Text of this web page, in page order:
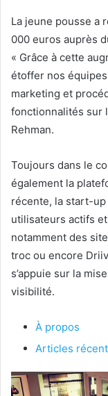
La jeune pousse a
000 euros auprès
« Grâce à cette
étoffer nos
marketing et
fonctionnalités sur
Rehman.
Toujours dans le
également la
récente, la start-
utilisateurs actifs
notamment des
troc ou encore
s’appuie sur la
visibilité.
À propos
Articles